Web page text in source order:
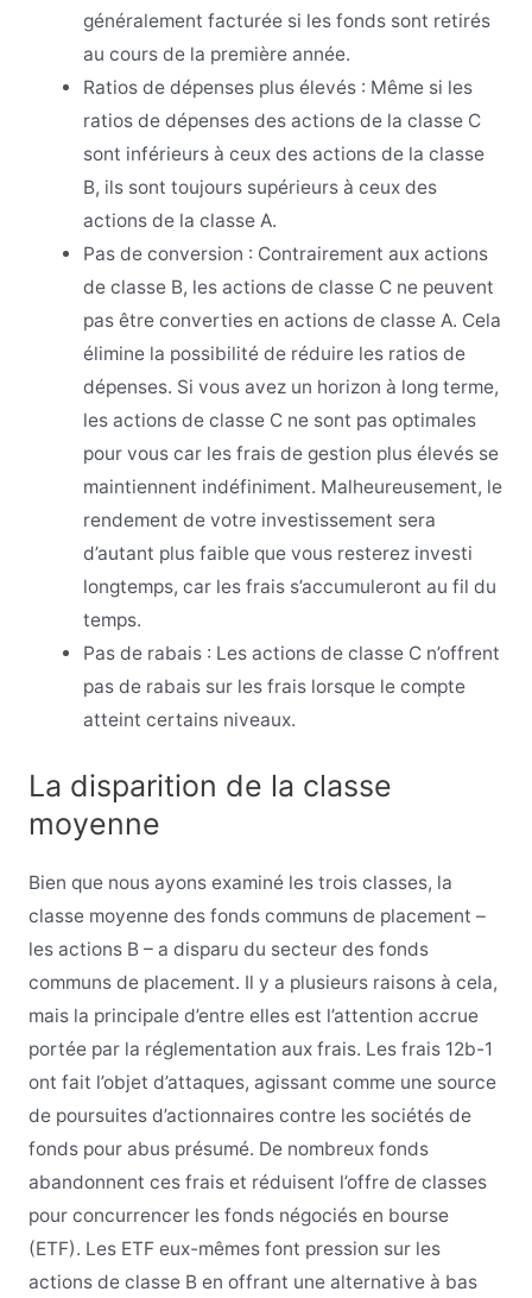
généralement facturée si les fonds sont retirés
au cours de la première année.
Ratios de dépenses plus élevés : Même si les
ratios de dépenses des actions de la classe C
sont inférieurs à ceux des actions de la classe
B, ils sont toujours supérieurs à ceux des
actions de la classe A.
Pas de conversion : Contrairement aux actions
de classe B, les actions de classe C ne peuvent
pas être converties en actions de classe A. Cela
élimine la possibilité de réduire les ratios de
dépenses. Si vous avez un horizon à long terme,
les actions de classe C ne sont pas optimales
pour vous car les frais de gestion plus élevés se
maintiennent indéfiniment. Malheureusement, le
rendement de votre investissement sera
d’autant plus faible que vous resterez investi
longtemps, car les frais s’accumuleront au fil du
temps.
Pas de rabais : Les actions de classe C n’offrent
pas de rabais sur les frais lorsque le compte
atteint certains niveaux.
La disparition de la classe
moyenne
Bien que nous ayons examiné les trois classes, la
classe moyenne des fonds communs de placement –
les actions B – a disparu du secteur des fonds
communs de placement. Il y a plusieurs raisons à cela,
mais la principale d’entre elles est l’attention accrue
portée par la réglementation aux frais. Les frais 12b-1
ont fait l’objet d’attaques, agissant comme une source
de poursuites d’actionnaires contre les sociétés de
fonds pour abus présumé. De nombreux fonds
abandonnent ces frais et réduisent l’offre de classes
pour concurrencer les fonds négociés en bourse
(ETF). Les ETF eux-mêmes font pression sur les
actions de classe B en offrant une alternative à bas